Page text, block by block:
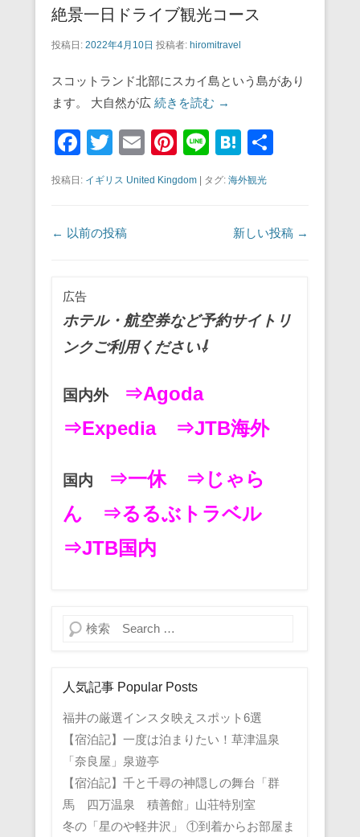
絶景一日ドライブ観光コース
投稿日: 2022年4月10日 投稿者: hiromitravel
スコットランド北部にスカイ島という島があり
ます。 大自然が広 続きを読む →
F
c
b
o
k
T
tt
er
E
ail
Pi
er
Li
e
H
at
e
a
投稿日: イギリス United Kingdom | タグ: 海外観光
投稿ナビゲーション
← 以前の投稿 新しい投稿 →
広告
ホテル・航空券など予約サイトリ
ンクご利用ください⇩
国内外
⇒Agoda
⇒Expedia
⇒JTB海外
国内 ⇒一休
⇒じゃら
ん
⇒るるぶトラベル
⇒JTB国内
検索
人気記事 Popular Posts
福井の厳選インスタ映えスポット6選
【宿泊記】一度は泊まりたい！草津温泉
「奈良屋」泉遊亭
【宿泊記】千と千尋の神隠しの舞台「群
馬 四万温泉 積善館」山荘特別室
冬の「星のや軽井沢」 ①到着からお部屋ま